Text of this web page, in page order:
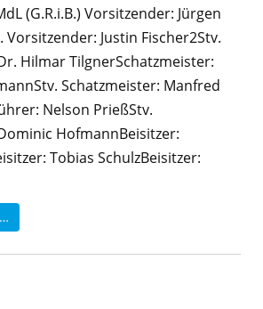
(G.R.i.B.) Vorsitzender: Jürgen
Vorsitzender: Justin Fischer2Stv.
Hilmar TilgnerSchatzmeister:
Schatzmeister: Manfred
Nelson PrießStv.
HofmannBeisitzer:
Tobias SchulzBeisitzer: